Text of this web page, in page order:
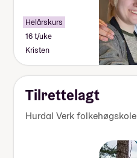
Helårskurs
16 t/uke
Kristen
Tilrettelagt
Hurdal Verk folkehøgskole